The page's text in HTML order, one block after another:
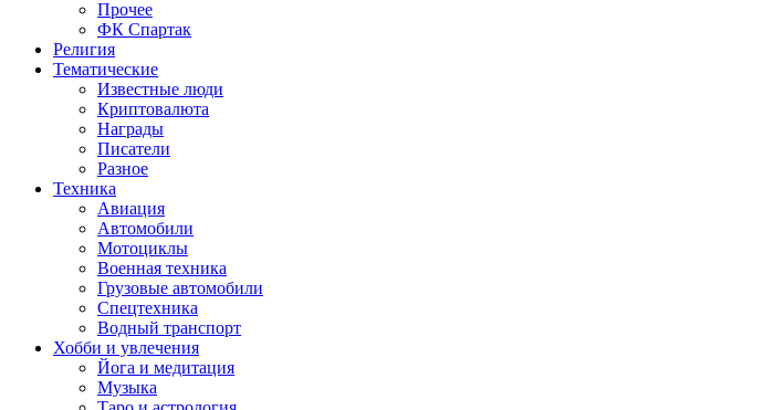
Прочее
ФК Спартак
Религия
Тематические
Известные люди
Криптовалюта
Награды
Писатели
Разное
Техника
Авиация
Автомобили
Мотоциклы
Военная техника
Грузовые автомобили
Спецтехника
Водный транспорт
Хобби и увлечения
Йога и медитация
Музыка